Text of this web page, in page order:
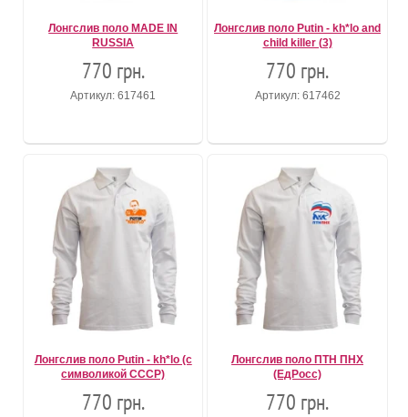
Лонгслив поло MADE IN
RUSSIA
770 грн.
Артикул: 617461
Лонгслив поло Putin - kh*lo and
child killer (3)
770 грн.
Артикул: 617462
Лонгслив поло Putin - kh*lo (с
символикой СССР)
770 грн.
Лонгслив поло ПТН ПНХ
(ЕдРосс)
770 грн.